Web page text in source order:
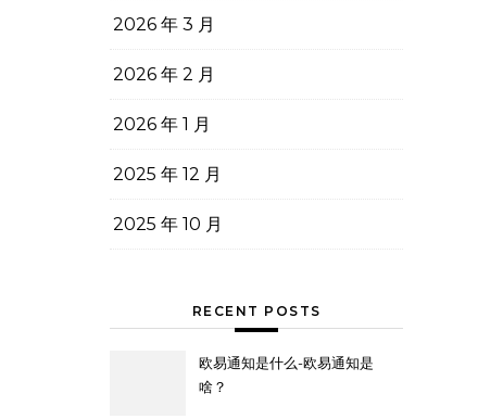
2026 年 3 月
2026 年 2 月
2026 年 1 月
2025 年 12 月
2025 年 10 月
RECENT POSTS
欧易通知是什么-欧易通知是
啥？